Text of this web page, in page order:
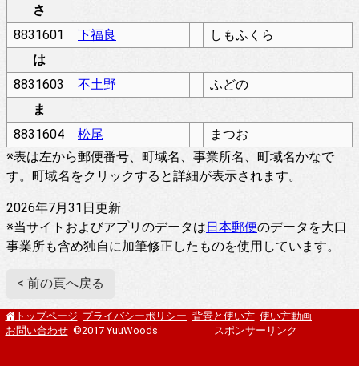
さ
8831601
下福良
しもふくら
は
8831603
不土野
ふどの
ま
8831604
松尾
まつお
※表は左から郵便番号、町域名、事業所名、町域名かなで
す。町域名をクリックすると詳細が表示されます。
2026年7月31日更新
※当サイトおよびアプリのデータは日本郵便のデータを大口
事業所も含め独自に加筆修正したものを使用しています。
< 前の頁へ戻る
トップページ プライバシーポリシー 背景と使い方 使い方動画
お問い合わせ ©2017 YuuWoods スポンサーリンク